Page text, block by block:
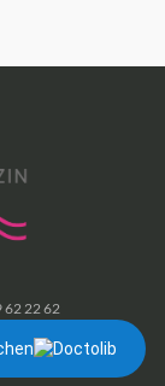
62 22 62